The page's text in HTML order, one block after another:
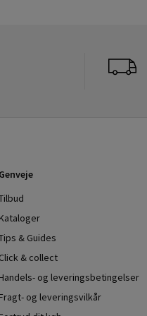
Genveje
Kataloger
& Guides
Click & collect
Handels- og leveringsbetingelser
Fragt- og leveringsvilkår